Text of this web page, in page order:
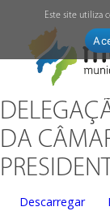
DA
Descarregar
Este site utiliza